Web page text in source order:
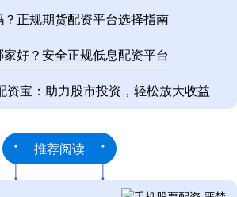
正规期货配资平台选择指南
好？安全正规低息配资平台
资宝：助力股市投资，轻松放大收益
推荐阅读